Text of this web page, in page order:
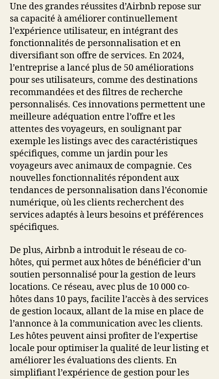
Une des grandes réussites d’Airbnb repose sur
sa capacité à améliorer continuellement
l’expérience utilisateur, en intégrant des
fonctionnalités de personnalisation et en
diversifiant son offre de services. En 2024,
l’entreprise a lancé plus de 50 améliorations
pour ses utilisateurs, comme des destinations
recommandées et des filtres de recherche
personnalisés. Ces innovations permettent une
meilleure adéquation entre l’offre et les
attentes des voyageurs, en soulignant par
exemple les listings avec des caractéristiques
spécifiques, comme un jardin pour les
voyageurs avec animaux de compagnie. Ces
nouvelles fonctionnalités répondent aux
tendances de personnalisation dans l’économie
numérique, où les clients recherchent des
services adaptés à leurs besoins et préférences
spécifiques.
De plus, Airbnb a introduit le réseau de co-
hôtes, qui permet aux hôtes de bénéficier d’un
soutien personnalisé pour la gestion de leurs
locations. Ce réseau, avec plus de 10 000 co-
hôtes dans 10 pays, facilite l’accès à des services
de gestion locaux, allant de la mise en place de
l’annonce à la communication avec les clients.
Les hôtes peuvent ainsi profiter de l’expertise
locale pour optimiser la qualité de leur listing et
améliorer les évaluations des clients. En
simplifiant l’expérience de gestion pour les